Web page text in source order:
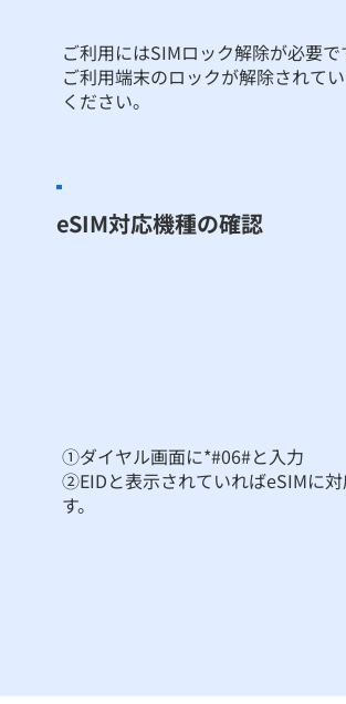
ご利用にはSIMロック解除が必要で
ご利用端末のロックが解除されて
ください。
eSIM対応機種の確認
①ダイヤル画面に*#06#と入力
②EIDと表示されていればeSIMに
す。